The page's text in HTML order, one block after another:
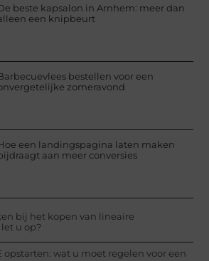
beste kapsalon in Arnhem: meer dan
een knipbeurt
bestellen voor een
zomeravond
een landingspagina laten maken
aan meer conversies
bij het kopen van lineaire
u op?
opstarten: wat u moet regelen voor een